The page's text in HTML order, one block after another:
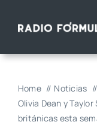
Home
Noticias
Olivia Dean y
británicas esta